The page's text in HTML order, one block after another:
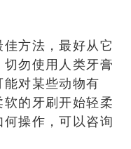
方法，最好从它
勿使用人类牙膏
对某些动物有
的牙刷开始轻柔
操作，可以咨询